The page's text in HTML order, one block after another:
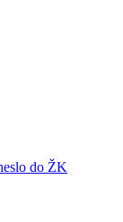
do ŽK